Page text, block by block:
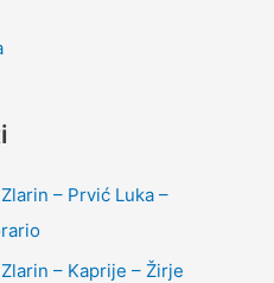
– Prvić Luka –
– Kaprije – Žirje